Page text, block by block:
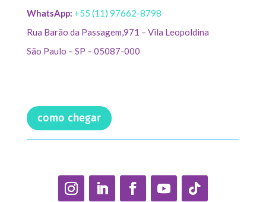
WhatsApp: +55 (11) 97662-8798
Rua Barão da Passagem,971 – Vila Leopoldina
São Paulo – SP – 05087-000
como chegar